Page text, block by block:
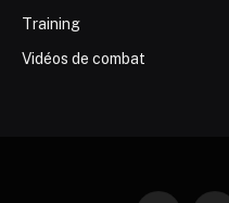
Training
Vidéos de combat